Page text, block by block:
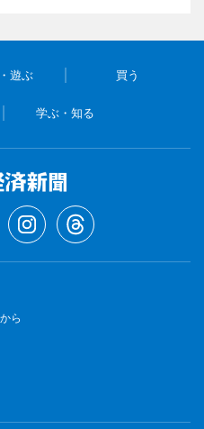
遊ぶ 買う
学ぶ・知る
ら